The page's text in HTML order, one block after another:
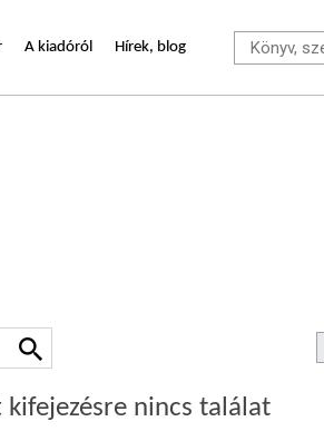
A kiadóról Hírek, blog
kifejezésre nincs találat